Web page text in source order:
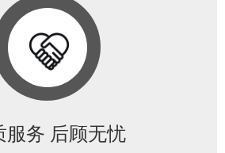
服务 后顾无忧